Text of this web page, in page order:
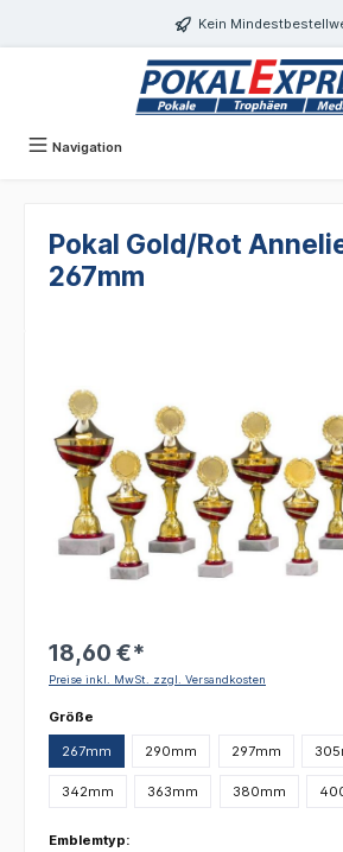
Kein
Navigation
Pokal Gold/Rot
267mm
18,60 €*
Preise inkl. MwSt. zzgl. Versandkosten
Größe
267mm 290mm 297mm
342mm 363mm 380mm
Emblemtyp: